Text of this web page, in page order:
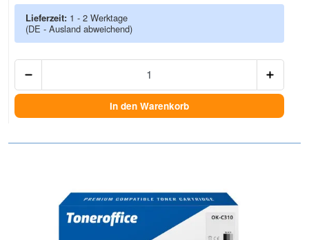
Lieferzeit: 1 - 2 Werktage
(DE - Ausland abweichend)
In den Warenkorb